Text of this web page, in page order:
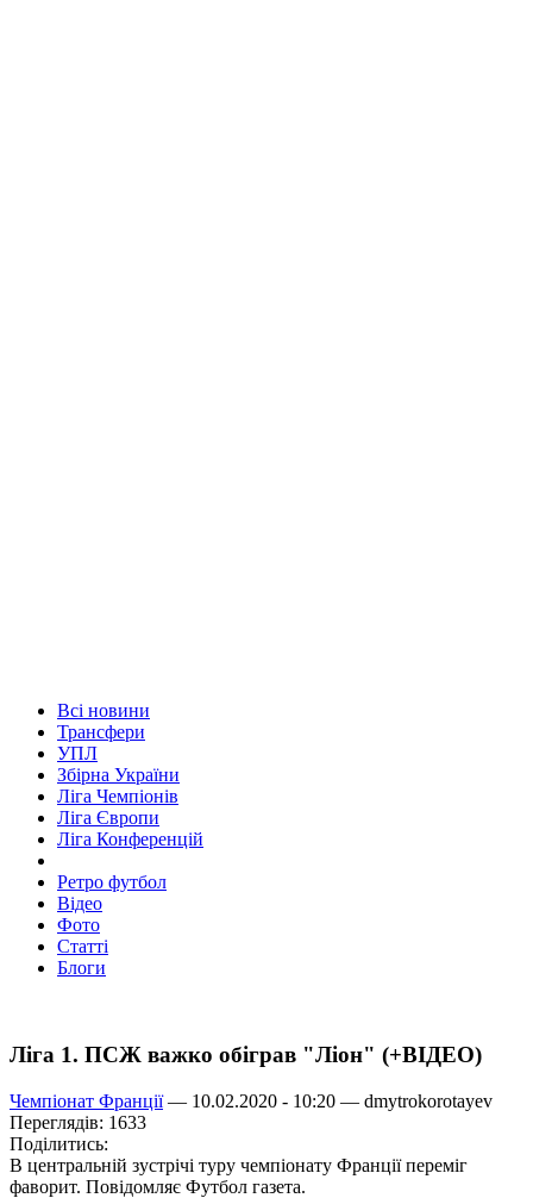
Всі новини
Трансфери
УПЛ
Збірна України
Ліга Чемпіонів
Ліга Європи
Ліга Конференцій
Ретро футбол
Відео
Фото
Статті
Блоги
Ліга 1. ПСЖ важко обіграв "Ліон" (+ВІДЕО)
Чемпіонат Франції— 10.02.2020 - 10:20 — dmytrokorotayev
Переглядів: 1633
Поділитись:
В центральній зустрічі туру чемпіонату Франції переміг
фаворит. Повідомляє Футбол газета.